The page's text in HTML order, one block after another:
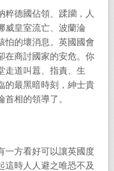
粹德國佔領、蹂躪，人
威皇室流亡、波蘭淪
怕的壞消息。英國國會
在商討國家的安危。你
走道叫囂、指責、生
的最黑暗時刻，紳士貴
相的領導了。
一方看好可以讓英國度
這時人人避之唯恐不及